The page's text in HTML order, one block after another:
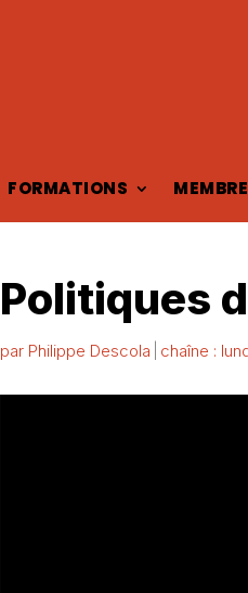
FORMATIONS MEMBRE
Politiques
par Philippe Descola chaîne :